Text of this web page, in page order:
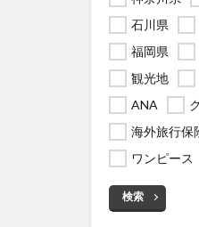
石川県
福岡県
観光地
ANA
海外旅行保
ワンピース
検索